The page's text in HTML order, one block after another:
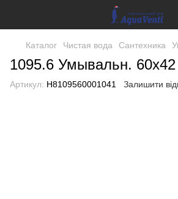
Каталог Чистая вода Сантехника
1095.6 Умывальн.
Артикул: H8109560001041 Залишити